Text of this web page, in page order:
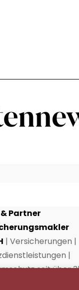
Partner
| Versicherungen |
|
seit über